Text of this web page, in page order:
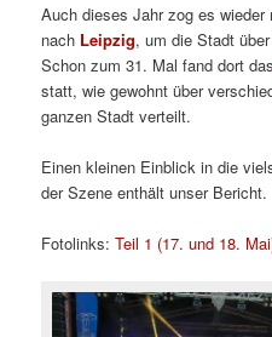
Auch dieses Jahr zog es
nach Leipzig, um die Stadt
Schon zum 31. Mal fand dort
statt, wie gewohnt über
ganzen Stadt verteilt.
Einen kleinen Einblick in die
der Szene enthält unser Bericht.
Fotolinks:Teil 1 (17. und 18.